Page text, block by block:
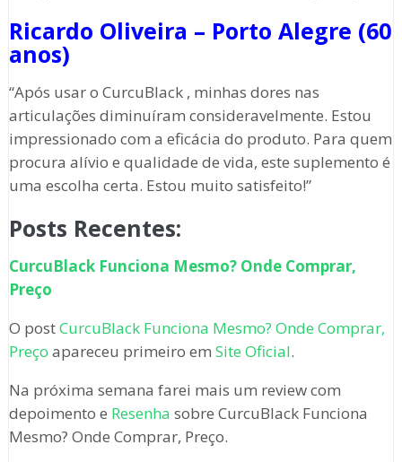
Ricardo Oliveira – Porto Alegre (60
anos)
“Após usar o CurcuBlack , minhas dores nas
articulações diminuíram consideravelmente. Estou
impressionado com a eficácia do produto. Para quem
procura alívio e qualidade de vida, este suplemento é
uma escolha certa. Estou muito satisfeito!”
Posts Recentes:
CurcuBlack Funciona Mesmo? Onde Comprar,
Preço
O postCurcuBlack Funciona Mesmo? Onde Comprar,
Preço apareceu primeiro em Site Oficial.
Na próxima semana farei mais um review com
depoimento e Resenha sobre CurcuBlack Funciona
Mesmo? Onde Comprar, Preço.